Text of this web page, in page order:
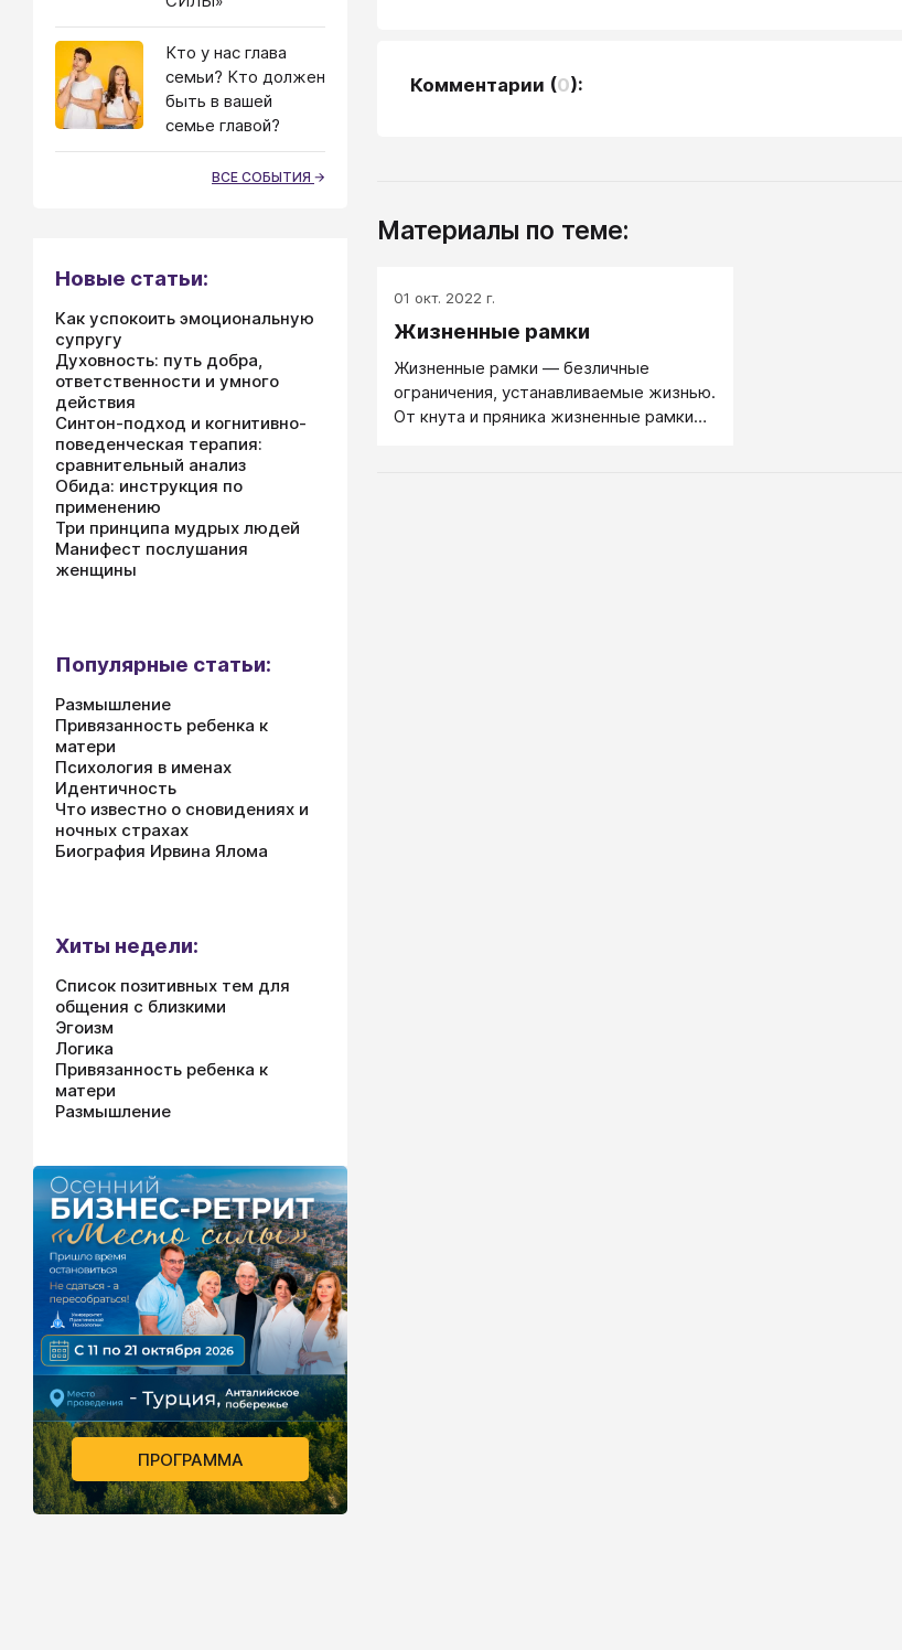
Комментарии (0):
Материалы по теме:
01 окт. 2022 г.
Жизненные рамки
Жизненные рамки — безличные
ограничения, устанавливаемые жизнью.
От кнута и пряника жизненные рамки
Кто у нас глава
семьи? Кто должен
быть в вашей
семье главой?
ВСЕ СОБЫТИЯ
Новые статьи:
Как успокоить эмоциональную
супругу
Духовность: путь добра,
ответственности и умного
действия
Синтон-подход и когнитивно-
поведенческая терапия:
сравнительный анализ
Обида: инструкция по
применению
Три принципа мудрых людей
Манифест послушания
женщины
Популярные статьи:
Размышление
Привязанность ребенка к
матери
Психология в именах
Идентичность
Что известно о сновидениях и
ночных страхах
Биография Ирвина Ялома
Хиты недели:
Список позитивных тем для
общения с близкими
Эгоизм
Логика
Привязанность ребенка к
матери
Размышление
ПРОГРАММА